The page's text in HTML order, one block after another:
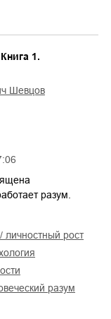
1.
Шевцов
разум.
личностный рост
разум